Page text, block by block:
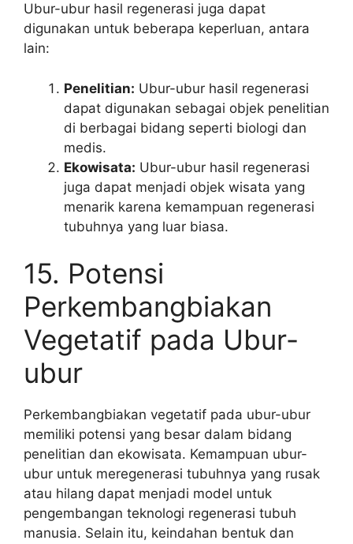
Ubur-ubur hasil regenerasi juga dapat
digunakan untuk beberapa keperluan, antara
lain:
Penelitian: Ubur-ubur hasil regenerasi
dapat digunakan sebagai objek penelitian
di berbagai bidang seperti biologi dan
medis.
Ekowisata: Ubur-ubur hasil regenerasi
juga dapat menjadi objek wisata yang
menarik karena kemampuan regenerasi
tubuhnya yang luar biasa.
15. Potensi
Perkembangbiakan
Vegetatif pada Ubur-
ubur
Perkembangbiakan vegetatif pada ubur-ubur
memiliki potensi yang besar dalam bidang
penelitian dan ekowisata. Kemampuan ubur-
ubur untuk meregenerasi tubuhnya yang rusak
atau hilang dapat menjadi model untuk
pengembangan teknologi regenerasi tubuh
manusia. Selain itu, keindahan bentuk dan